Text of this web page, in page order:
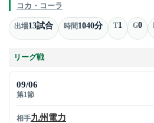
コカ・コーラ
出場13試合 時間1040分 T1 G0
リーグ戦
09/06
第1節
相手九州電力